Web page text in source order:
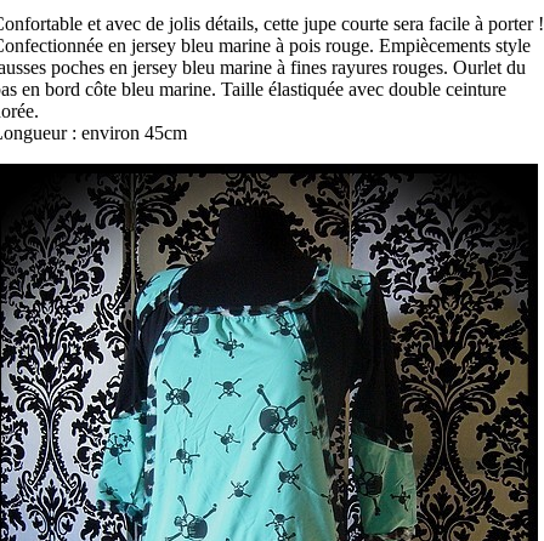
et avec de jolis détails, cette jupe courte sera facile à porter !
en jersey bleu marine à pois rouge. Empiècements style
poches en jersey bleu marine à fines rayures rouges. Ourlet du
en bord côte bleu marine. Taille élastiquée avec double ceinture
: environ 45cm